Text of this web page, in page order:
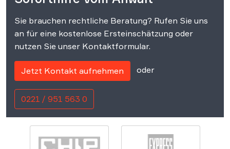
Sie brauchen rechtliche Beratung? Rufen Sie uns
an für eine kostenlose Ersteinschätzung oder
nutzen Sie unser Kontaktformular.
Jetzt Kontakt aufnehmen oder
0221 / 951 563 0